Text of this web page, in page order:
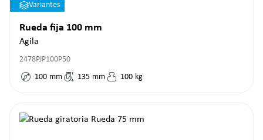
Variantes
Rueda fija 100 mm
Agila
2478PJP100P50
100 mm 135 mm 100 kg